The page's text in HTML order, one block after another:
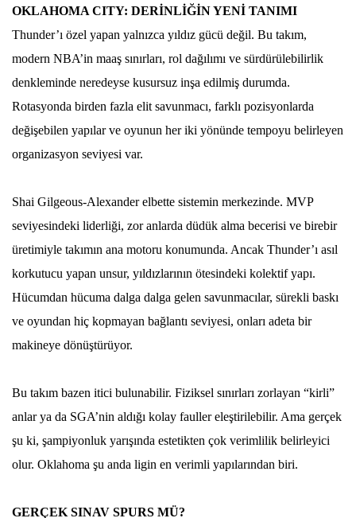
OKLAHOMA CITY: DERİNLİĞİN YENİ TANIMI
Thunder’ı özel yapan yalnızca yıldız gücü değil. Bu takım,
modern NBA’in maaş sınırları, rol dağılımı ve sürdürülebilirlik
denkleminde neredeyse kusursuz inşa edilmiş durumda.
Rotasyonda birden fazla elit savunmacı, farklı pozisyonlarda
değişebilen yapılar ve oyunun her iki yönünde tempoyu belirleyen
organizasyon seviyesi var.
Shai Gilgeous-Alexander elbette sistemin merkezinde. MVP
seviyesindeki liderliği, zor anlarda düdük alma becerisi ve birebir
üretimiyle takımın ana motoru konumunda. Ancak Thunder’ı asıl
korkutucu yapan unsur, yıldızlarının ötesindeki kolektif yapı.
Hücumdan hücuma dalga dalga gelen savunmacılar, sürekli baskı
ve oyundan hiç kopmayan bağlantı seviyesi, onları adeta bir
makineye dönüştürüyor.
Bu takım bazen itici bulunabilir. Fiziksel sınırları zorlayan “kirli”
anlar ya da SGA’nin aldığı kolay fauller eleştirilebilir. Ama gerçek
şu ki, şampiyonluk yarışında estetikten çok verimlilik belirleyici
olur. Oklahoma şu anda ligin en verimli yapılarından biri.
GERÇEK SINAV SPURS MÜ?